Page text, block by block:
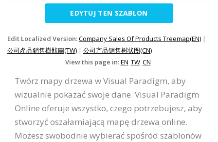
EDYTUJ TEN SZABLON
Edit Localized Version:Company Sales Of Products Treemap(EN) |
公司產品銷售樹狀圖(TW) | 公司产品销售树状图(CN)
View this page in:EN TW CN
Twórz mapy drzewa w Visual Paradigm, aby
wizualnie pokazać swoje dane. Visual Paradigm
Online oferuje wszystko, czego potrzebujesz, aby
stworzyć oszałamiającą mapę drzewa online.
Możesz swobodnie wybierać spośród szablonów